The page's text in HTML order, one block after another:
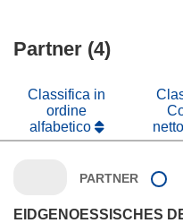
Partner (4)
Classifica in
ordine
alfabetico
PARTNER
EIDGENOESSISCHES